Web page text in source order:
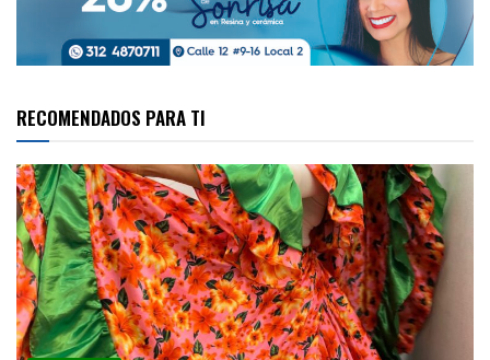
RECOMENDADOS PARA TI